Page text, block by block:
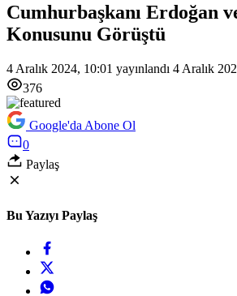
Cumhurbaşkanı Erdoğan
Konusunu Görüştü
4 Aralık 2024, 10:01 yayınlandı 4 Aralık
376
Google'da Abone Ol
0
Paylaş
Bu Yazıyı Paylaş